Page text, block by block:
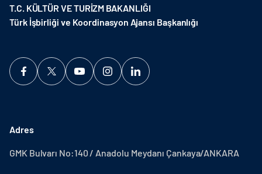
T.C. KÜLTÜR VE TURİZM BAKANLIĞI
Türk İşbirliği ve Koordinasyon Ajansı Başkanlığı
Adres
GMK Bulvarı No:140 / Anadolu Meydanı Çankaya/ANKARA